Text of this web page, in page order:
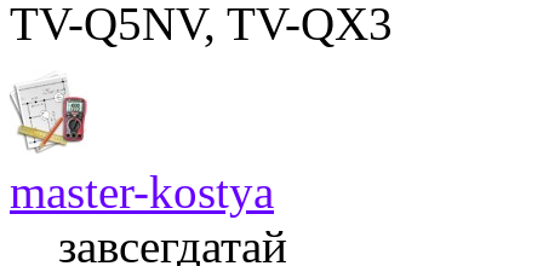
TV-Q5NV, TV-QX3
master-kostya
завсегдатай